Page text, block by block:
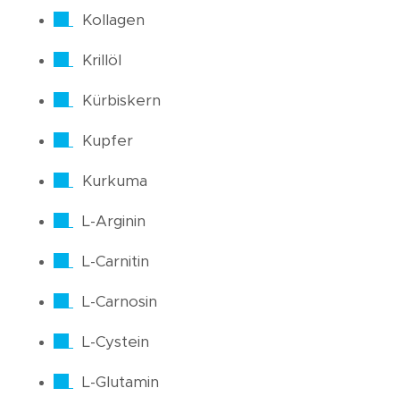
Kollagen
Krillöl
Kürbiskern
Kupfer
Kurkuma
L-Arginin
L-Carnitin
L-Carnosin
L-Cystein
L-Glutamin